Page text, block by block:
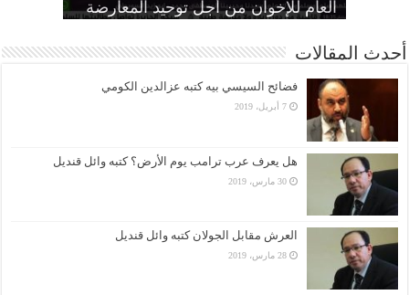
العام للإخوان من أجل توحيد المعارضة
القضاء لألعوبة في يد العسكر
الحرائر
اقتصادية”
بديل عن القصاص
أحدث المقالات
فضائح السيسي بيه كتبه عزالدين الكومي
7 أبريل، 2019
هل يعرف عرب ترامب يوم الأرض؟ كتبه وائل قنديل
30 مارس، 2019
العرش مقابل الجولان كتبه وائل قنديل
28 مارس، 2019